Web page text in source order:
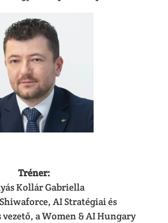
Tréner:
Kollár Gabriella
AI Stratégiai és
a Women & AI Hungary